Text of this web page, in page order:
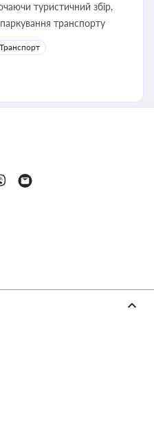
туристичний збір,
плату за земельні ділянки, за паркування транспорту
Транспорт